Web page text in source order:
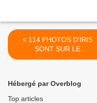
< 114 PHOTOS D'IRIS
SONT SUR LE
CATALOGUE 2022
Hébergé par Overblog
Top articles